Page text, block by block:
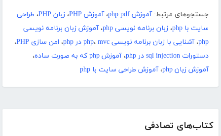
کتاب‌های تصادفی
جستجوهای مرتبط: آموزش php pdf ،آموزش PHP ، زبان PHP ، طراحی
سایت با php
، زبان برنامه نویسی php ،آموزش زبان برنامه نویسی
php،آشنایی با زبان برنامه نویسی php ، mvc در php ، امن سازی PHP
،
دستورات sql injection در php
،آموزش php که به صورت ساده
،
آموزش زبان php
،آموزش طراحی سایت با php